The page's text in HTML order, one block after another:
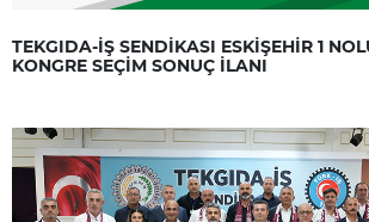
TEKGIDA-İŞ SENDİKASI ESKİŞEHİR 1
KONGRE SEÇİM SONUÇ İLANI